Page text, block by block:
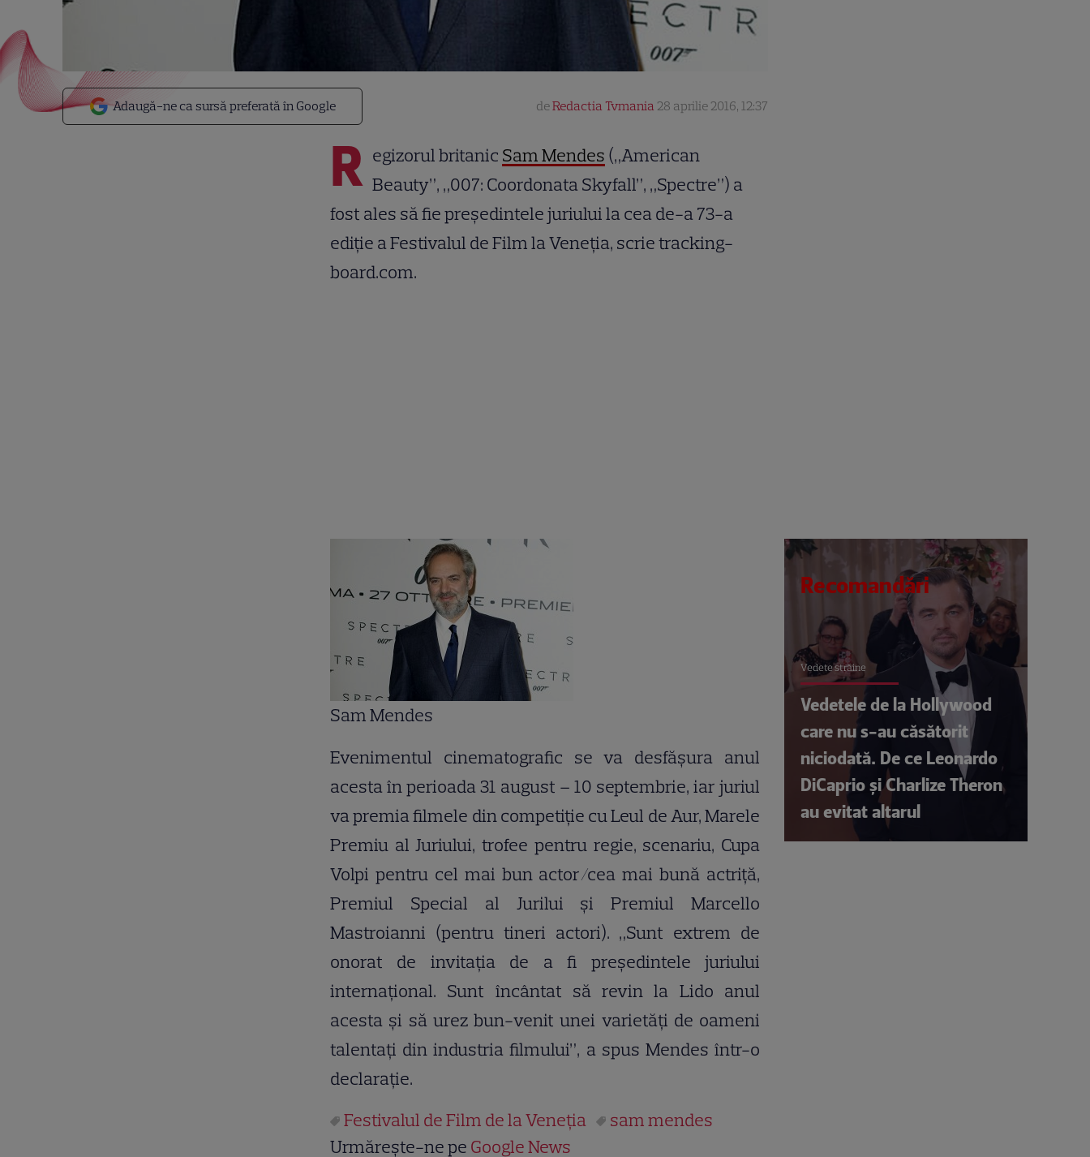
Adaugă-ne ca sursă preferată în Google deRedactia Tvmania 28 aprilie 2016, 12:37
R egizorul britanic Sam Mendes („American
Beauty”, „007: Coordonata Skyfall”, „Spectre”) a
fost ales să fie preşedintele juriului la cea de-a 73-a
ediţie a Festivalul de Film la Veneţia, scrie tracking-
board.com.
Sam Mendes
Evenimentul cinematografic se va desfăşura anul
acesta în perioada 31 august – 10 septembrie, iar juriul
va premia filmele din competiţie cu Leul de Aur, Marele
Premiu al Juriului, trofee pentru regie, scenariu, Cupa
Volpi pentru cel mai bun actor/cea mai bună actriţă,
Premiul Special al Jurilui şi Premiul Marcello
Mastroianni (pentru tineri actori). „Sunt extrem de
onorat de invitaţia de a fi preşedintele juriului
internaţional. Sunt încântat să revin la Lido anul
acesta şi să urez bun-venit unei varietăţi de oameni
talentaţi din industria filmului”, a spus Mendes într-o
declaraţie.
Festivalul de Film de la Veneția
sam mendes
Urmărește-ne pe Google News
Recomandări
Vedete străine
Vedetele de la Hollywood
care nu s-au căsătorit
niciodată. De ce Leonardo
DiCaprio și Charlize Theron
au evitat altarul